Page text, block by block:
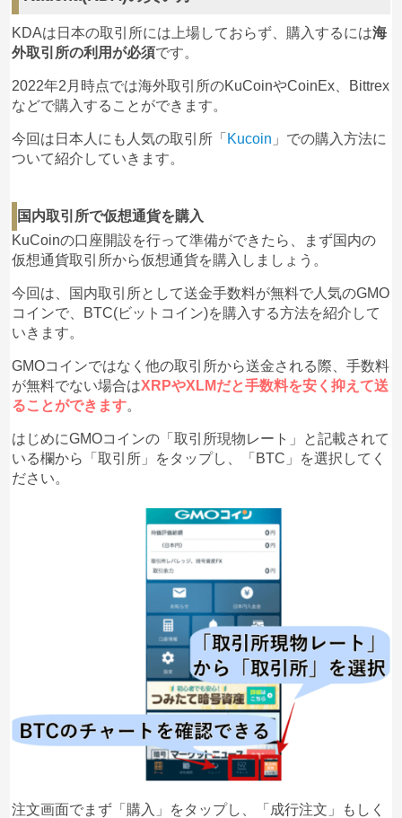
KDAは日本の取引所には上場しておらず、購入するには海
外取引所の利用が必須です。
2022年2月時点では海外取引所のKuCoinやCoinEx、Bittrex
などで購入することができます。
今回は日本人にも人気の取引所「 Kucoin 」での購入方法に
ついて紹介していきます。
国内取引所で仮想通貨を購入
KuCoinの口座開設を行って準備ができたら、まず国内の
仮想通貨取引所から仮想通貨を購入しましょう。
今回は、国内取引所として送金手数料が無料で人気のGMO
コインで、BTC(ビットコイン)を購入する方法を紹介して
いきます。
GMOコインではなく他の取引所から送金される際、手数料
が無料でない場合はXRPやXLMだと手数料を安く抑えて送
ることができます。
はじめにGMOコインの「取引所現物レート」と記載されて
いる欄から「取引所」をタップし、「BTC」を選択してく
ださい。
注文画面でまず「購入」をタップし、「成行注文」もしく